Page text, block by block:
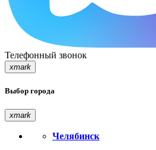
Телефонный звонок
xmark
Выбор города
xmark
Челябинск